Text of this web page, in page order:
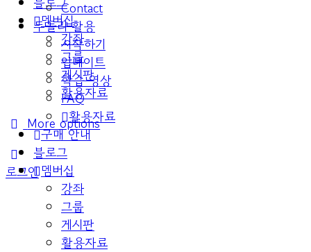
멤버십
강좌
그룹
게시판
활용자료
More options
로그인
Contact
두들리 활용
시작하기
업데이트
학습 영상
FAQ
활용자료
구매 안내
블로그
멤버십
강좌
그룹
게시판
활용자료